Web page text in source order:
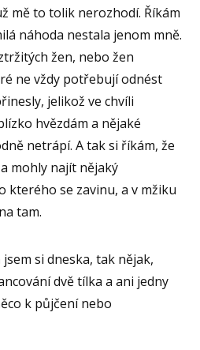
mě to tolik nerozhodí. Říkám
náhoda nestala jenom mně.
žen, nebo žen
ne vždy potřebují odnést
jelikož ve chvíli
hvězdám a nějaké
netrápí. A tak si říkám, že
mohly najít nějaký
kterého se zavinu, a v mžiku
tam.
si dneska, tak nějak,
dvě tílka a ani jedny
k půjčení nebo